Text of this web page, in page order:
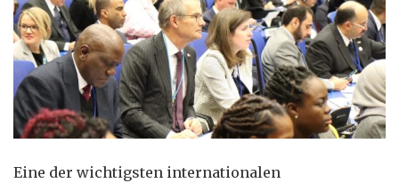
Wissenschaft
Eine der wichtigsten internationalen